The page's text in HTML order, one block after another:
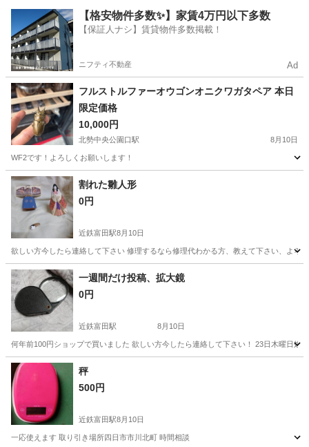
鈴鹿市 鈴鹿市駅 その他
【格安物件多数✨】家賃4万円以下多数
【保証人ナシ】賃貸物件多数掲載！
ニフティ不動産 Ad
フルストルファーオウゴンオニクワガタペア 本日
限定価格
10,000円
北勢中央公園口駅 8月10日
WF2です！よろしくお願いします！
三重 員弁郡 北勢中央公園口駅
割れた雛人形
0円
近鉄富田駅8月10日
欲しい方今したら連絡して下さい 修理するなら修理代わかる方、教えて下さい、よろ
三重 三重郡 近鉄富田駅 その他 雛人形
一週間だけ投稿、拡大鏡
0円
近鉄富田駅 8月10日
何年前100円ショップで買いました 欲しい方今したら連絡して下さい！ 23日木曜日処
三重 三重郡 近鉄富田駅
秤
500円
近鉄富田駅8月10日
一応使えます 取り引き場所四日市市川北町 時間相談